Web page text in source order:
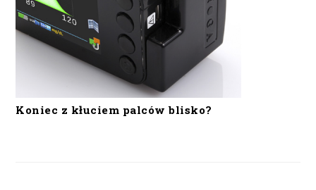
Koniec z kłuciem palców blisko?